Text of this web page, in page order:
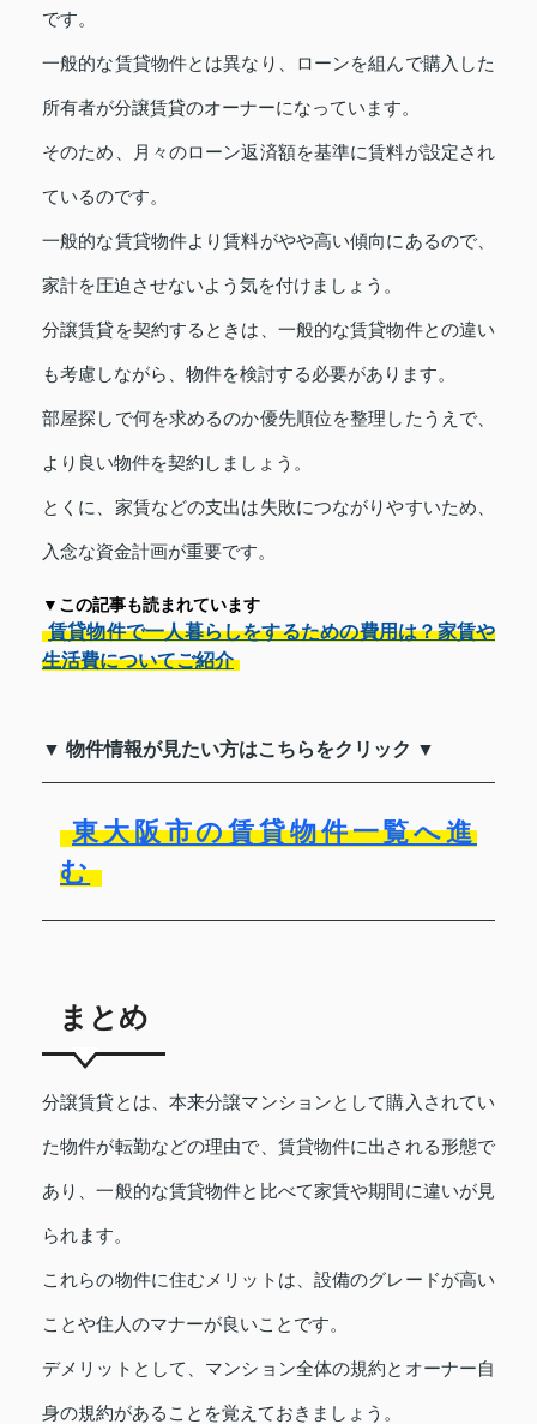
です。
一般的な賃貸物件とは異なり、ローンを組んで購入した
所有者が分譲賃貸のオーナーになっています。
そのため、月々のローン返済額を基準に賃料が設定され
ているのです。
一般的な賃貸物件より賃料がやや高い傾向にあるので、
家計を圧迫させないよう気を付けましょう。
分譲賃貸を契約するときは、一般的な賃貸物件との違い
も考慮しながら、物件を検討する必要があります。
部屋探しで何を求めるのか優先順位を整理したうえで、
より良い物件を契約しましょう。
とくに、家賃などの支出は失敗につながりやすいため、
入念な資金計画が重要です。
▼この記事も読まれています
賃貸物件で一人暮らしをするための費用は？家賃や
生活費についてご紹介
▼ 物件情報が見たい方はこちらをクリック ▼
東大阪市の賃貸物件一覧へ進
む
まとめ
分譲賃貸とは、本来分譲マンションとして購入されてい
た物件が転勤などの理由で、賃貸物件に出される形態で
あり、一般的な賃貸物件と比べて家賃や期間に違いが見
られます。
これらの物件に住むメリットは、設備のグレードが高い
ことや住人のマナーが良いことです。
デメリットとして、マンション全体の規約とオーナー自
身の規約があることを覚えておきましょう。